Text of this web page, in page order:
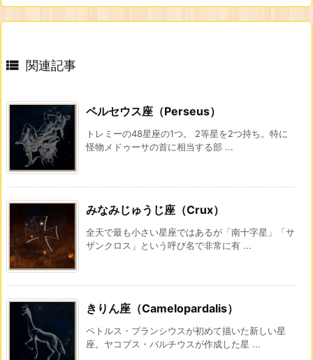
 関連記事
ペルセウス座（Perseus）
トレミーの48星座の1つ。 2等星を2つ持ち。特に
怪物メドゥーサの首に相当する部 ...
みなみじゅうじ座（Crux）
全天で最も小さい星座ではあるが「南十字星」「サ
ザンクロス」という呼び名で非常に有 ...
きりん座（Camelopardalis）
ペトルス・プランシウスが初めて描いた新しい星
座。ヤコブス・バルチウスが作成した星 ...